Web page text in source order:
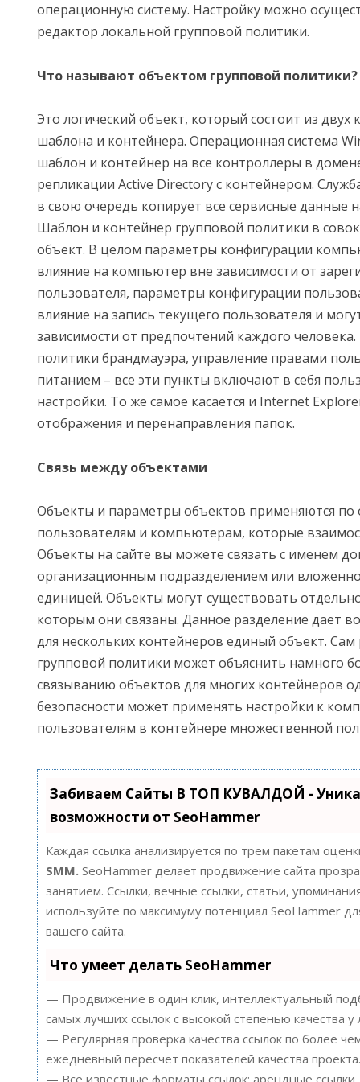
операционную систему. Настройку можно
редактор локальной групповой политики.
Что называют объектом групповой политики?
Это логический объект, который состоит из двух
шаблона и контейнера. Операционная система
шаблон и контейнер на все контроллеры в
репликации Active Directory с контейнером.
в свою очередь копирует все сервисные данные
Шаблон и контейнер групповой политики в
объект. В целом параметры конфигурации
влияние на компьютер вне зависимости от
пользователя, параметры конфигурации
влияние на запись текущего пользователя и
зависимости от предпочтений каждого
политики брандмауэра, управление правами
питанием – все эти пункты включают в себя
настройки. То же самое касается и Internet
отображения и перенаправления папок.
Связь между объектами
Объекты и параметры объектов применяются
пользователям и компьютерам, которые
Объекты на сайте вы можете связать с именем
организационным подразделением или
единицей. Объекты могут существовать
которым они связаны. Данное разделение дает
для нескольких контейнеров единый объект.
групповой политики может объяснить намного
связыванию объектов для многих контейнеров
безопасности может применять настройки к
пользователям в контейнере множественной
Забиваем Сайты В ТОП КУВАЛДОЙ -
возможности от SeoHammer
Каждая ссылка анализируется по трем пакетам
SMM.SeoHammer делает продвижение сайта
занятием. Ссылки, вечные ссылки, статьи,
используйте по максимуму потенциал SeoHammer
вашего сайта.
Что умеет делать SeoHammer
— Продвижение в один клик, интеллектуальный
самых лучших ссылок с высокой степенью качества
— Регулярная проверка качества ссылок по более
ежедневный пересчет показателей качества проекта.